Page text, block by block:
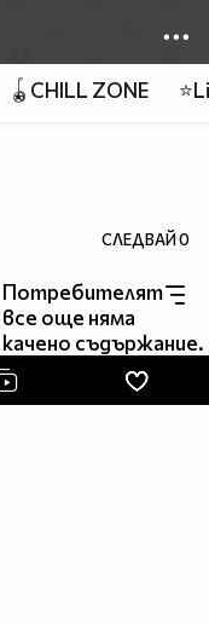
🪀CHILL ZONE
СЛЕДВАЙ0
Потребителят
все още няма
качено съдържание.